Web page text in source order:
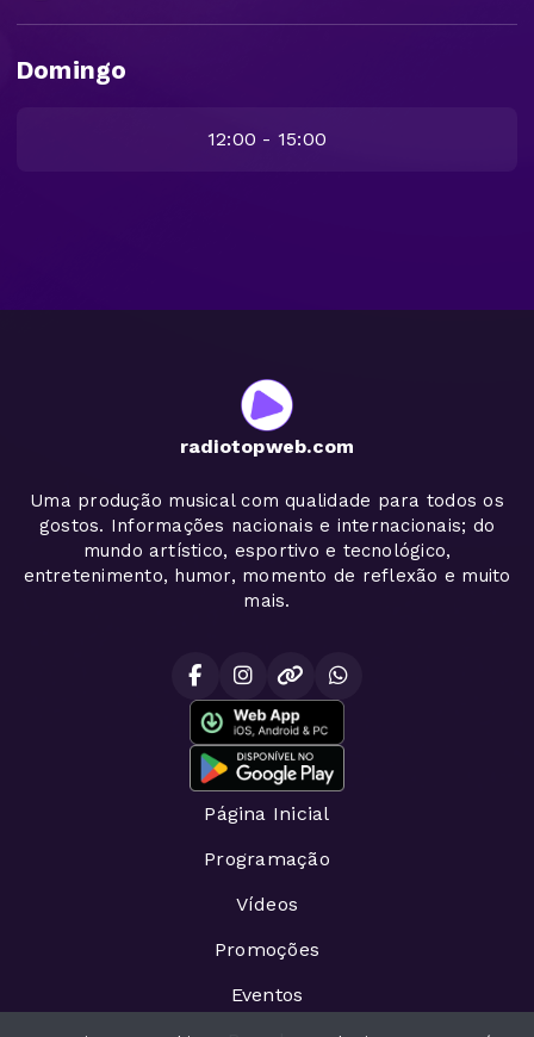
Domingo
12:00 - 15:00
radiotopweb.com
Uma produção musical com qualidade para todos os
gostos. Informações nacionais e internacionais; do
mundo artístico, esportivo e tecnológico,
entretenimento, humor, momento de reflexão e muito
mais.
Página Inicial
Programação
Vídeos
Promoções
Eventos